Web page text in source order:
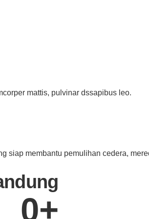
mattis, pulvinar dssapibus leo.
siap membantu pemulihan cedera,
0+